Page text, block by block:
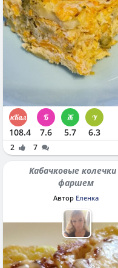
108.4 7.6 5.7 6.3
2 7
Кабачковые колечки с
фаршем
Автор Еленка